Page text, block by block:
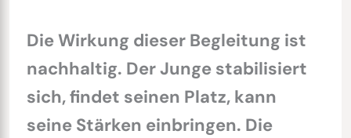
Die Wirkung dieser Begleitung ist
nachhaltig. Der Junge stabilisiert
sich, findet seinen Platz, kann
seine Stärken einbringen. Die